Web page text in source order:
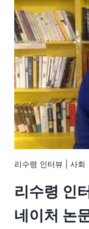
리수령 인터뷰 사회
리수령 인
네이처 논